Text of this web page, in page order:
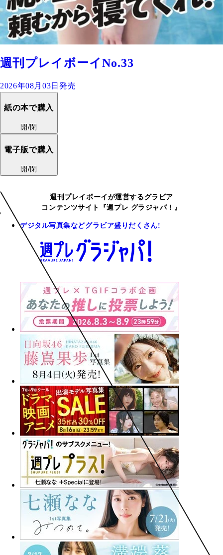
週刊プレイボーイNo.33
2026年08月03日発売
紙の本で購入
開/閉
電子版で購入
開/閉
週刊プレイボーイが運営するグラビア
コンテンツサイト『週プレ グラジャパ！』
デジタル写真集などグラビア盛りだくさん!